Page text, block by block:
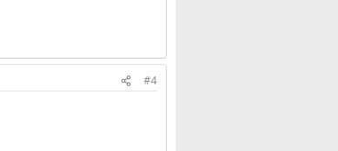
#4